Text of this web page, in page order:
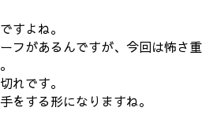
すよね。
フがあるんですが、今回は怖さ重
れです。
をする形になりますね。